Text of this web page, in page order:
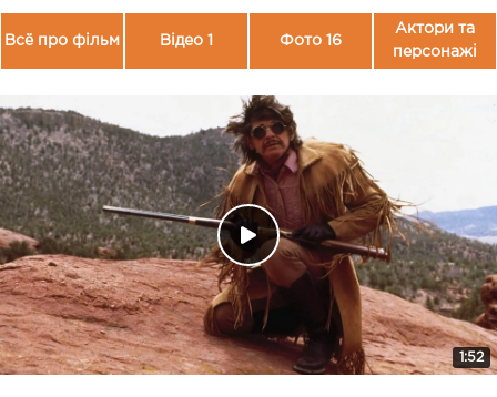
Всё про фільм Відео 1 Фото 16
Актори та
персонажі
1:52